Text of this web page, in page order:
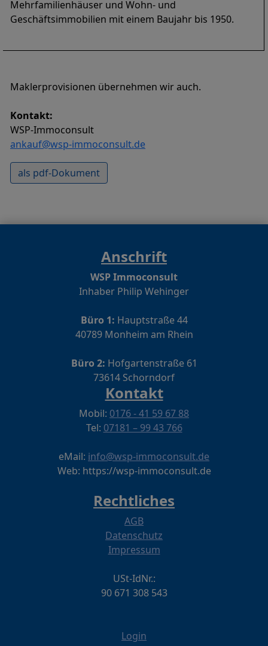
Mehrfamilienhäuser und Wohn- und
Geschäftsimmobilien mit einem Baujahr bis 1950.
Maklerprovisionen übernehmen wir auch.
Kontakt:
WSP-Immoconsult
ankauf@wsp-immoconsult.de
als pdf-Dokument
Anschrift
WSP Immoconsult
Inhaber Philip Wehinger
Büro 1: Hauptstraße 44
40789 Monheim am Rhein
Büro 2: Hofgartenstraße 61
73614 Schorndorf
Kontakt
Mobil: 0176 - 41 59 67 88
Tel: 07181 – 99 43 766
eMail: info@wsp-immoconsult.de
Web: https://wsp-immoconsult.de
Rechtliches
AGB
Datenschutz
Impressum
USt-IdNr.:
90 671 308 543
Login